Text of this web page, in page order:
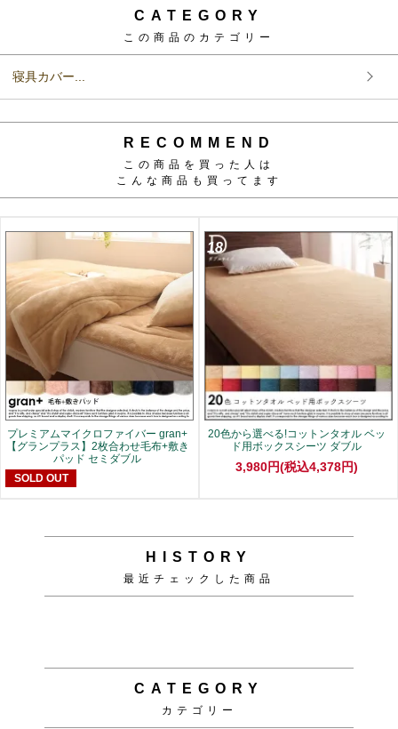
CATEGORY
この商品のカテゴリー
寝具カバー...
RECOMMEND
この商品を買った人は
こんな商品も買ってます
プレミアムマイクロファイバー gran+
【グランプラス】2枚合わせ毛布+敷き
パッド セミダブル
SOLD OUT
18
20色から選べる!コットンタオル ベッ
ド用ボックスシーツ ダブル
3,980円(税込4,378円)
HISTORY
最近チェックした商品
CATEGORY
カテゴリー